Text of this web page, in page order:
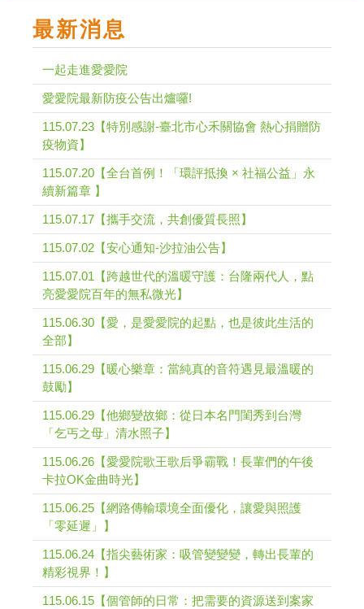
最新消息
一起走進愛愛院
愛愛院最新防疫公告出爐囉!
115.07.23【特別感謝-臺北市心禾關協會 熱心捐贈防
疫物資】
115.07.20【全台首例！「環評抵換 × 社福公益」永
續新篇章 】
115.07.17【攜手交流，共創優質長照】
115.07.02【安心通知-沙拉油公告】
115.07.01【跨越世代的溫暖守護：台隆兩代人，點
亮愛愛院百年的無私微光】
115.06.30【愛，是愛愛院的起點，也是彼此生活的
全部】
115.06.29【暖心樂章：當純真的音符遇見最溫暖的
鼓勵】
115.06.29【他鄉變故鄉：從日本名門閨秀到台灣
「乞丐之母」清水照子】
115.06.26【愛愛院歌王歌后爭霸戰！長輩們的午後
卡拉OK金曲時光】
115.06.25【網路傳輸環境全面優化，讓愛與照護
「零延遲」】
115.06.24【指尖藝術家：吸管變變變，轉出長輩的
精彩視界！】
115.06.15【個管師的日常：把需要的資源送到案家